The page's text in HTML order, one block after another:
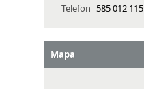
Telefon 585 012 115
Mapa